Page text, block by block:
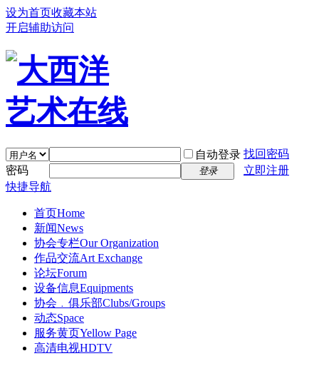
设为首页收藏本站
开启辅助访问
自动登录 找回密码
密码
登录
立即注册
快捷导航
首页Home
新闻News
协会专栏Our Organization
作品交流Art Exchange
论坛Forum
设备信息Equipments
协会﹒俱乐部Clubs/Groups
动态Space
服务黄页Yellow Page
高清电视HDTV